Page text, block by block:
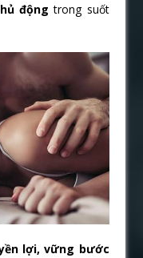
động trong suốt
lợi, vững bước